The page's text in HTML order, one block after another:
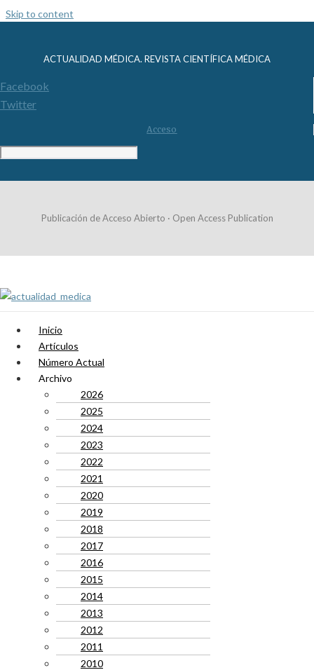
Skip to content
ACTUALIDAD MÉDICA. REVISTA CIENTÍFICA MÉDICA
Facebook
Twitter
Acceso
Publicación de Acceso Abierto · Open Access Publication
Inicio
Artículos
Número Actual
Archivo
2026
2025
2024
2023
2022
2021
2020
2019
2018
2017
2016
2015
2014
2013
2012
2011
2010